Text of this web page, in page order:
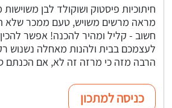
מראה מרשים משויש, טעם ממכר שלא
חשוב - קליל ומהיר להכנה! אפשר
לעצמכם בבית ולהנות מאחלה נשנוש
הרבה מזה כי מרזה זה לא, אם הכנתם
כניסה למתכון